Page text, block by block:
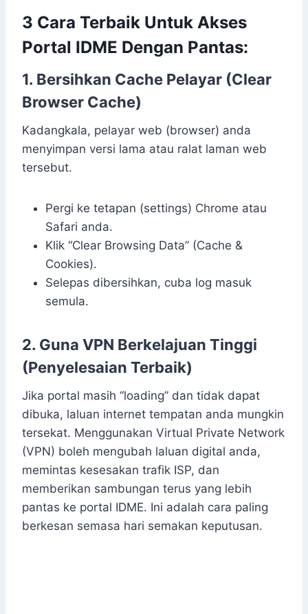
3 Cara Terbaik Untuk Akses
Portal IDME Dengan Pantas:
1. Bersihkan Cache Pelayar (Clear
Browser Cache)
Kadangkala, pelayar web (browser) anda
menyimpan versi lama atau ralat laman web
tersebut.
Pergi ke tetapan (settings) Chrome atau
Safari anda.
Klik “Clear Browsing Data” (Cache &
Cookies).
Selepas dibersihkan, cuba log masuk
semula.
2. Guna VPN Berkelajuan Tinggi
(Penyelesaian Terbaik)
Jika portal masih “loading” dan tidak dapat
dibuka, laluan internet tempatan anda mungkin
tersekat. Menggunakan Virtual Private Network
(VPN) boleh mengubah laluan digital anda,
memintas kesesakan trafik ISP, dan
memberikan sambungan terus yang lebih
pantas ke portal IDME. Ini adalah cara paling
berkesan semasa hari semakan keputusan.